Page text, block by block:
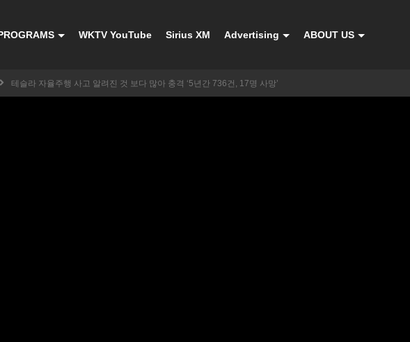
WKTV YouTube Sirius XM Advertising ABOUT US
테슬라 자율주행 사고 알려진 것 보다 많아 충격 ‘5년간 736건, 17명 사망’